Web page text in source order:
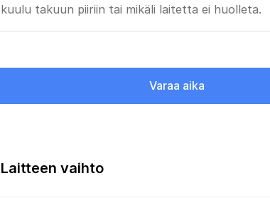
kuulu takuun piiriin tai mikäli laitetta ei huolleta.
Varaa aika
Laitteen vaihto